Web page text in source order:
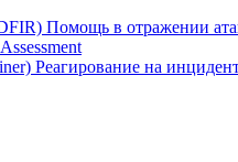
Помощь в отражении
Реагирование на